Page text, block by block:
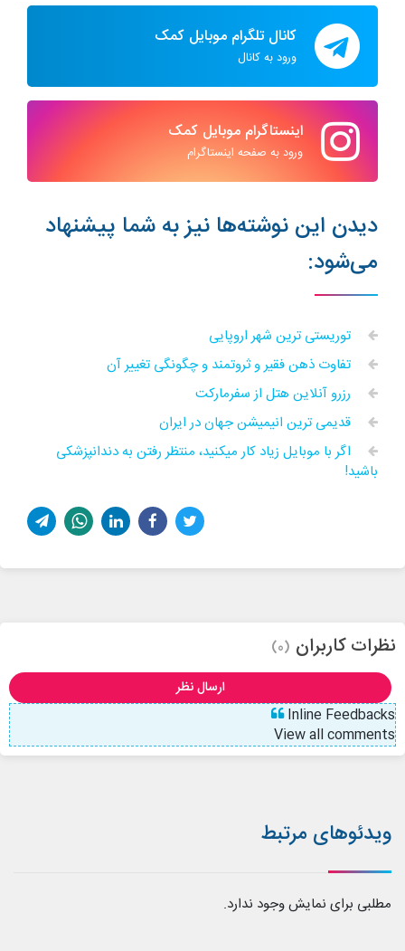
کانال تلگرام موبایل کمک
ورود به کانال
اینستاگرام موبایل کمک
ورود به صفحه اینستاگرام
دیدن این نوشته‌ها نیز به شما پیشنهاد
می‌شود:
توریستی ترین شهر اروپایی
تفاوت ذهن فقیر و ثروتمند و چگونگی تغییر آن
رزرو آنلاین هتل از سفرمارکت
قدیمی ترین انیمیشن جهان در ایران
اگر با موبایل زیاد کار میکنید، منتظر رفتن به دندانپزشکی
باشید!
نظرات کاربران (0)
ارسال نظر
Inline Feedbacks
View all comments
ویدئوهای مرتبط
مطلبی برای نمایش وجود ندارد.